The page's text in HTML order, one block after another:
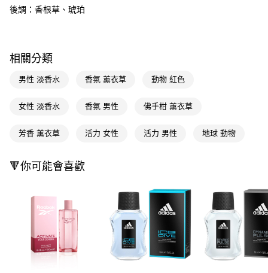
後付繳納相關費用。
１．透過由恩沛科技股份有限公司提供之「AFTEE先享後付」服務完成之交
２．關於個人資料處理事宜，請瀏覽以下網址：
３．未成年的使用者請事先徵得法定代理人或監護人之同意方可使用
４．使用「AFTEE先享後付」時，將依據個別帳號之用戶狀況，依本公司即
５．嚴禁一人註冊多個帳號或使用他人資訊註冊。若發現惡意使用之情形，
恩沛科技股份有限公司將有權停止該用戶之使用額度並採取法律行動。
7-11取貨付款
每筆NT$65，滿NT$490(含以上)免運費
付款後7-11取貨
宅配(本島)
每筆NT$80，滿NT$290(含以上)免運費
後調：香根草、琥珀
相關分類
男性 淡香水 香氛 薰衣草 動物 紅色
女性 淡香水 香氛 男性 佛手柑 薰衣草
芳香 薰衣草 活力 女性 活力 男性 地球 動物
🔻你可能會喜歡